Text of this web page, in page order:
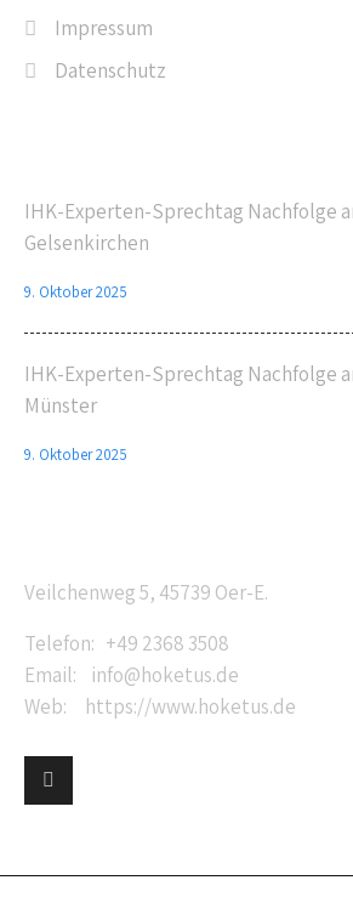
Impressum
Datenschutz
IHK-Experten-Sprechtag Nachfolge
Gelsenkirchen
9. Oktober 2025
IHK-Experten-Sprechtag Nachfolge
Münster
9. Oktober 2025
Veilchenweg 5, 45739 Oer-E.
Telefon: +49 2368 3508
Email: info@hoketus.de
Web: https://www.hoketus.de